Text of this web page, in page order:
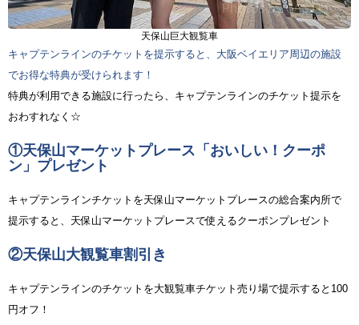
天保山巨大観覧車
キャプテンラインのチケットを提示すると、大阪ベイエリア周辺の施設
でお得な特典が受けられます！
特典が利用できる施設に行ったら、キャプテンラインのチケット提示を
おわすれなく☆
①天保山マーケットプレース「おいしい！クーポ
ン」プレゼント
キャプテンラインチケットを天保山マーケットプレースの総合案内所で
提示すると、天保山マーケットプレースで使えるクーポンプレゼント
②天保山大観覧車割引き
キャプテンラインのチケットを大観覧車チケット売り場で提示すると100
円オフ！